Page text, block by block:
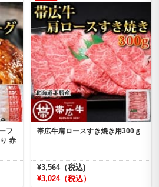
フ
赤
帯広牛肩ロースすき焼き用300ｇ
¥3,564（税込)
¥3,024（税込）